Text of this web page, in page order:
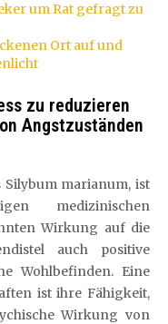
um Rat gefragt zu
Ort auf und
zu reduzieren
Angstzuständen
Silybum marianum, ist
medizinischen
Wirkung auf die
auch positive
Wohlbefinden. Eine
ist ihre Fähigkeit,
Wirkung von